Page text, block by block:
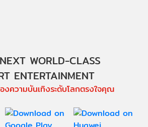
WORLD-CLASS
ENTERTAINMENT
งความบันเทิงระดับโลกตรงใจคุณ